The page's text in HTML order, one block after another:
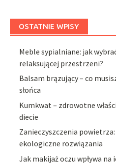
OSTATNIE WPISY
Meble sypialniane: jak
relaksującej przestrzeni?
Balsam brązujący – co
słońca
Kumkwat – zdrowotne
diecie
Zanieczyszczenia powietrza:
ekologiczne rozwiązania
Jak makijaż oczu wpływa